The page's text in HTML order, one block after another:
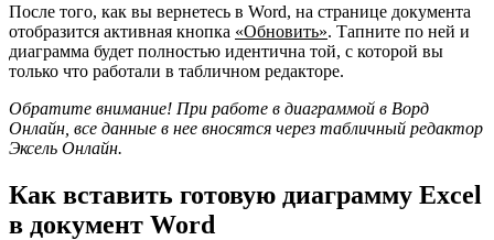
После того, как вы вернетесь в Word, на странице документа
отобразится активная кнопка «Обновить». Тапните по ней и
диаграмма будет полностью идентична той, с которой вы
только что работали в табличном редакторе.
Обратите внимание! При работе в диаграммой в Ворд
Онлайн, все данные в нее вносятся через табличный редактор
Эксель Онлайн.
Как вставить готовую диаграмму Excel
в документ Word